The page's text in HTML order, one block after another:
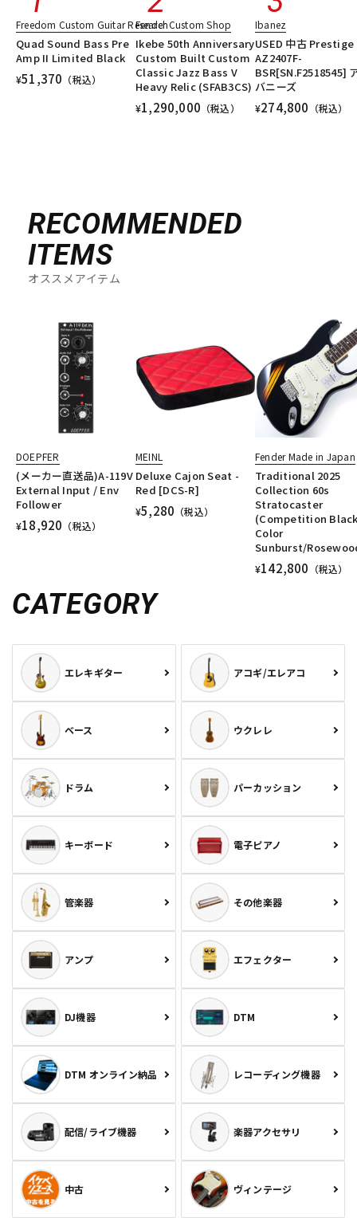
Freedom Custom Guitar Research
Quad Sound Bass Pre
Amp II Limited Black
¥51,370 （税込）
Fender Custom Shop
Ikebe 50th Anniversary
Custom Built Custom
Classic Jazz Bass V
Heavy Relic (SFAB3CS)
¥1,290,000 （税込）
Ibanez
USED 中古 Prestige
AZ2407F-
BSR[SN.F2518545]
バニーズ
¥274,800 （税込）
RECOMMENDED
ITEMS
オススメアイテム
DOEPFER
(メーカー直送品)A-119V
External Input / Env
Follower
¥18,920 （税込）
MEINL
Deluxe Cajon Seat -
Red [DCS-R]
¥5,280 （税込）
Fender Made in Japan
Traditional 2025
Collection 60s
Stratocaster
(Competition
Color
Sunburst/
¥142,800 （税込）
CATEGORY
エレキギター アコギ/エレアコ
ベース ウクレレ
ドラム パーカッション
キーボード 電子ピアノ
管楽器 その他楽器
アンプ エフェクター
DJ機器 DTM
DTM オンライン納品 レコーディング機器
配信/ライブ機器 楽器アクセサリ
中古 ヴィンテージ